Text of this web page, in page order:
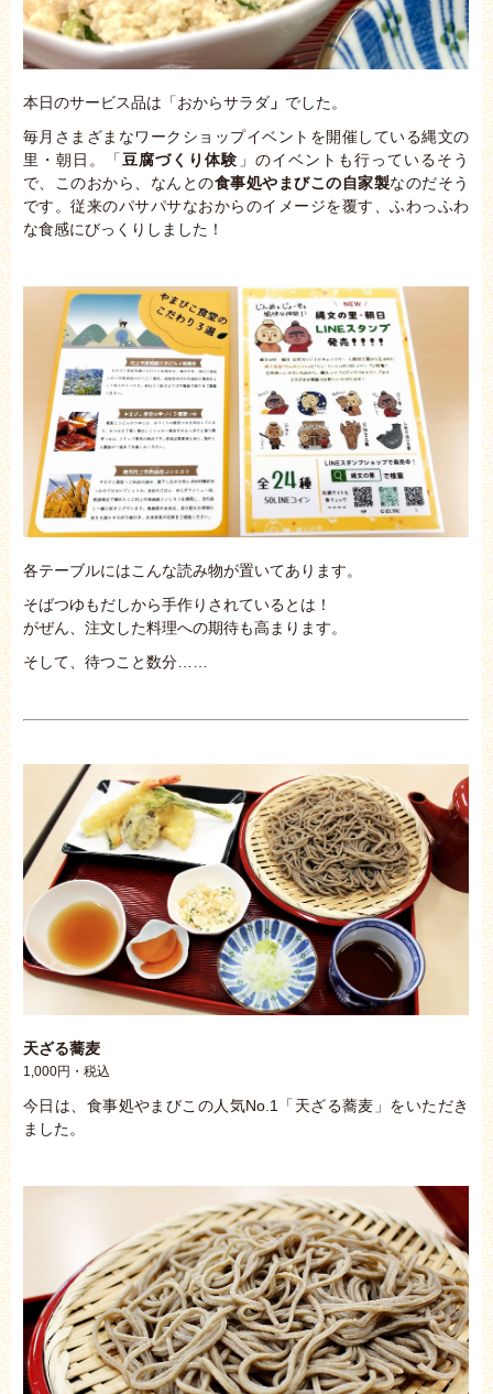
本日のサービス品は「おからサラダ 」 でした。
毎月さまざまなワークショップイベントを開催している縄文の
里・朝日。「 豆腐づくり体験 」のイベントも行っているそう
で、このおから、なんとの食事処やまびこの自家製なのだそう
です。従来のパサパサなおからのイメージを覆す、ふわっふわ
な食感にびっくりしました！
各テーブルにはこんな読み物が置いてあります。
そばつゆもだしから手作りされているとは！
がぜん、注文した料理への期待も高まります。
そして、待つこと数分……
天ざる蕎麦
1,000円・税込
今日は、食事処やまびこの人気No.1「天ざる蕎麦」をいただき
ました。